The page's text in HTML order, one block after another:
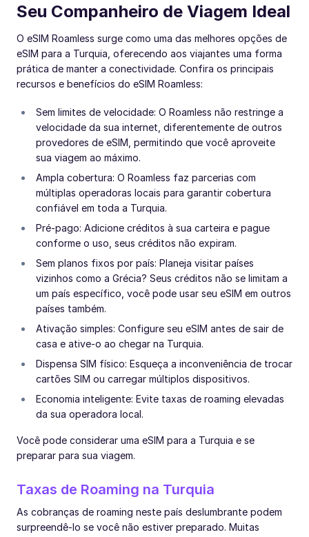
Seu Companheiro de Viagem Ideal
O eSIM Roamless surge como uma das melhores opções de
eSIM para a Turquia, oferecendo aos viajantes uma forma
prática de manter a conectividade. Confira os principais
recursos e benefícios do eSIM Roamless:
Sem limites de velocidade: O Roamless não restringe a
velocidade da sua internet, diferentemente de outros
provedores de eSIM, permitindo que você aproveite
sua viagem ao máximo.
Ampla cobertura: O Roamless faz parcerias com
múltiplas operadoras locais para garantir cobertura
confiável em toda a Turquia.
Pré-pago: Adicione créditos à sua carteira e pague
conforme o uso, seus créditos não expiram.
Sem planos fixos por país: Planeja visitar países
vizinhos como a Grécia? Seus créditos não se limitam a
um país específico, você pode usar seu eSIM em outros
países também.
Ativação simples: Configure seu eSIM antes de sair de
casa e ative-o ao chegar na Turquia.
Dispensa SIM físico: Esqueça a inconveniência de trocar
cartões SIM ou carregar múltiplos dispositivos.
Economia inteligente: Evite taxas de roaming elevadas
da sua operadora local.
Você pode considerar uma eSIM para a Turquia e se
preparar para sua viagem.
Taxas de Roaming na Turquia
As cobranças de roaming neste país deslumbrante podem
surpreendê-lo se você não estiver preparado. Muitas